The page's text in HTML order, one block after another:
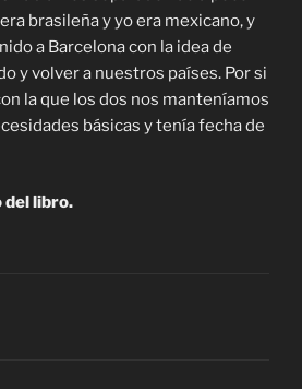
brasileña y yo era mexicano, y
a Barcelona con la idea de
y volver a nuestros países. Por si
la que los dos nos manteníamos
básicas y tenía fecha de
del libro.